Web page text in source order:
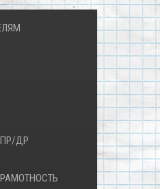
ДР